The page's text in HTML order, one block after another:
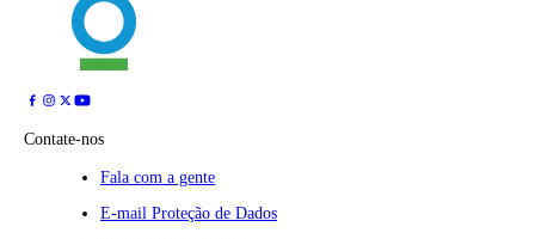
Contate-nos
Fala com a gente
E-mail Proteção de Dados